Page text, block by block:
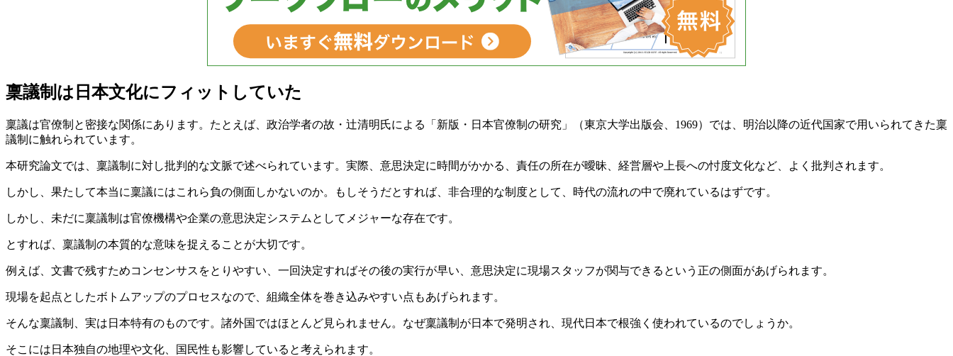
稟議制は日本文化にフィットしていた
稟議は官僚制と密接な関係にあります。たとえば、政治学者の故・辻清明氏による「新版・日本官僚制の研究」（東京大学出版会、1969）では、明治以降の近代国家で用いられてきた稟
議制に触れられています。
本研究論文では、稟議制に対し批判的な文脈で述べられています。実際、意思決定に時間がかかる、責任の所在が曖昧、経営層や上長への忖度文化など、よく批判されます。
しかし、果たして本当に稟議にはこれら負の側面しかないのか。もしそうだとすれば、非合理的な制度として、時代の流れの中で廃れているはずです。
しかし、未だに稟議制は官僚機構や企業の意思決定システムとしてメジャーな存在です。
とすれば、稟議制の本質的な意味を捉えることが大切です。
例えば、文書で残すためコンセンサスをとりやすい、一回決定すればその後の実行が早い、意思決定に現場スタッフが関与できるという正の側面があげられます。
現場を起点としたボトムアップのプロセスなので、組織全体を巻き込みやすい点もあげられます。
そんな稟議制、実は日本特有のものです。諸外国ではほとんど見られません。なぜ稟議制が日本で発明され、現代日本で根強く使われているのでしょうか。
そこには日本独自の地理や文化、国民性も影響していると考えられます。